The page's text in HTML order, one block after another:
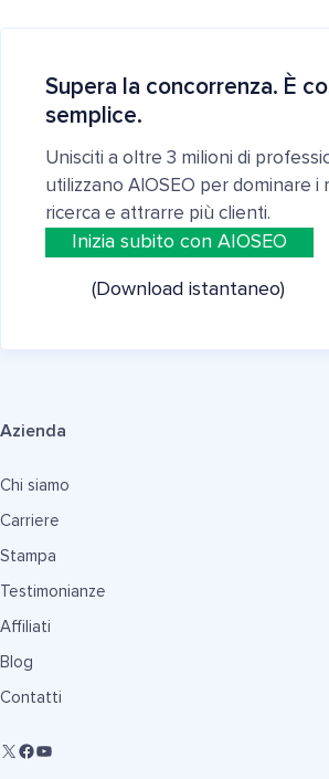
Supera la concorrenza. È
semplice.
Unisciti a oltre 3 milioni di
utilizzano AIOSEO per dominare i
ricerca e attrarre più clienti.
Inizia subito con AIOSEO
(Download istantaneo)
Azienda
Chi siamo
Carriere
Stampa
Testimonianze
Affiliati
Blog
Contatti